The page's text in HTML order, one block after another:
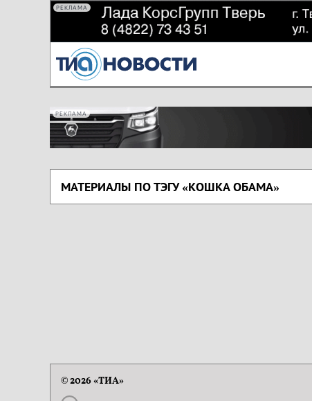
РЕКЛАМА
РЕКЛАМА
МАТЕРИАЛЫ ПО ТЭГУ «КОШКА ОБАМА»
© 2026 «ТИА»